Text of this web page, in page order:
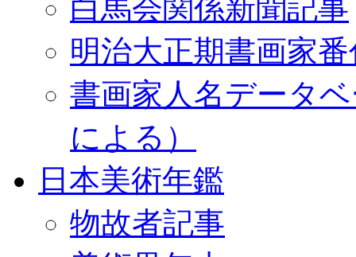
白馬会関係新聞記事
明治大正期書画家
書画家人名データ
による）
日本美術年鑑
物故者記事